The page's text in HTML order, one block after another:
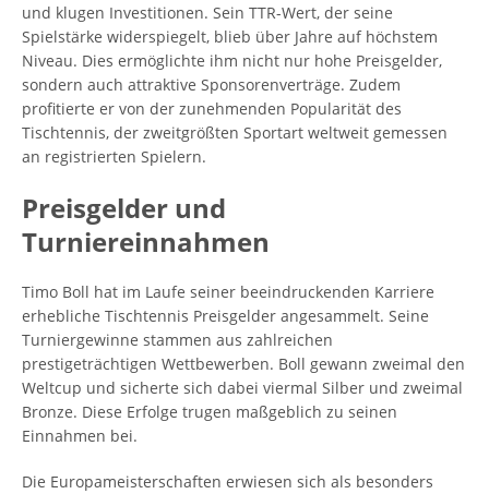
und klugen Investitionen. Sein TTR-Wert, der seine
Spielstärke widerspiegelt, blieb über Jahre auf höchstem
Niveau. Dies ermöglichte ihm nicht nur hohe Preisgelder,
sondern auch attraktive Sponsorenverträge. Zudem
profitierte er von der zunehmenden Popularität des
Tischtennis, der zweitgrößten Sportart weltweit gemessen
an registrierten Spielern.
Preisgelder und
Turniereinnahmen
Timo Boll hat im Laufe seiner beeindruckenden Karriere
erhebliche Tischtennis Preisgelder angesammelt. Seine
Turniergewinne stammen aus zahlreichen
prestigeträchtigen Wettbewerben. Boll gewann zweimal den
Weltcup und sicherte sich dabei viermal Silber und zweimal
Bronze. Diese Erfolge trugen maßgeblich zu seinen
Einnahmen bei.
Die Europameisterschaften erwiesen sich als besonders